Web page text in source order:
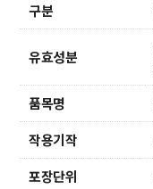
구분
유효성분
품목명
작용기작
포장단위